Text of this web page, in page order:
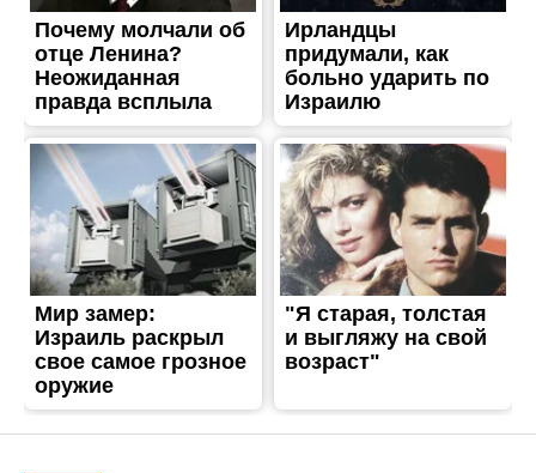
ЖИТТЯ
На фронті загинув
захисник з Нікопольського
району
Опубліковано19.05.2026